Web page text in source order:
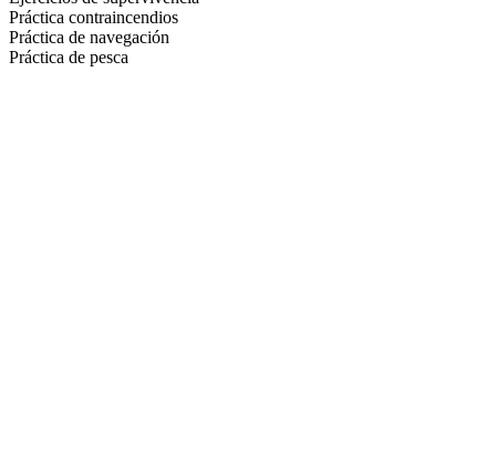
Práctica contraincendios
Práctica de navegación
Práctica de pesca